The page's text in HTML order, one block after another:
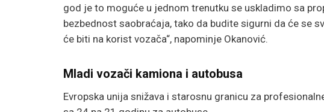
god je to moguće u jednom trenutku se uskladimo sa
bezbednost saobraćaja, tako da budite sigurni da će se
će biti na korist vozača“, napominje Okanović.
Mladi vozači kamiona i autobusa
Evropska unija snižava i starosnu granicu za